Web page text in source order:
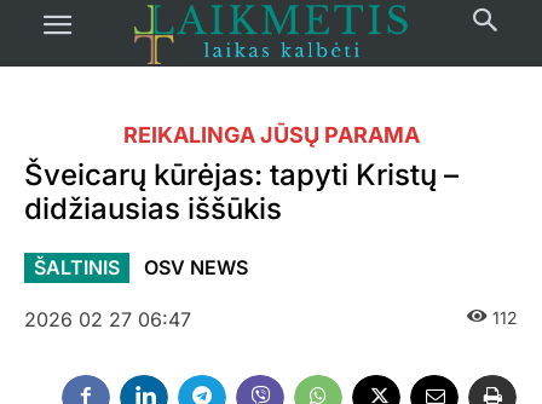
REIKALINGA JŪSŲ PARAMA
Šveicarų kūrėjas: tapyti Kristų –
didžiausias iššūkis
ŠALTINIS OSV NEWS
2026 02 27 06:47 112